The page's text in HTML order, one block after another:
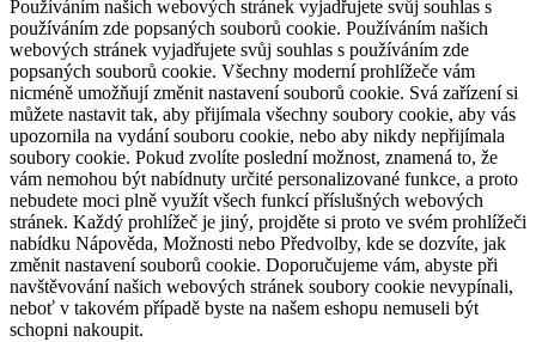
Používáním našich webových stránek vyjadřujete svůj souhlas s
používáním zde popsaných souborů cookie. Používáním našich
webových stránek vyjadřujete svůj souhlas s používáním zde
popsaných souborů cookie. Všechny moderní prohlížeče vám
nicméně umožňují změnit nastavení souborů cookie. Svá zařízení si
můžete nastavit tak, aby přijímala všechny soubory cookie, aby vás
upozornila na vydání souboru cookie, nebo aby nikdy nepřijímala
soubory cookie. Pokud zvolíte poslední možnost, znamená to, že
vám nemohou být nabídnuty určité personalizované funkce, a proto
nebudete moci plně využít všech funkcí příslušných webových
stránek. Každý prohlížeč je jiný, projděte si proto ve svém prohlížeči
nabídku Nápověda, Možnosti nebo Předvolby, kde se dozvíte, jak
změnit nastavení souborů cookie. Doporučujeme vám, abyste při
navštěvování našich webových stránek soubory cookie nevypínali,
neboť v takovém případě byste na našem eshopu nemuseli být
schopni nakoupit.